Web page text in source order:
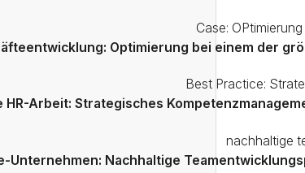
Optimierung bei einem der
HR-Arbeit: Strategisches
Unternehmen: Nachhaltige